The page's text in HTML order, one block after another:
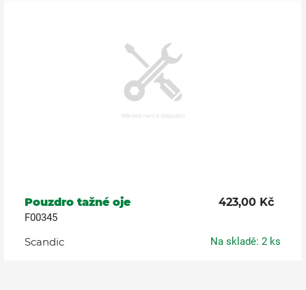
Pouzdro tažné oje 423,00 Kč
F00345
Scandic Na skladě: 2 ks